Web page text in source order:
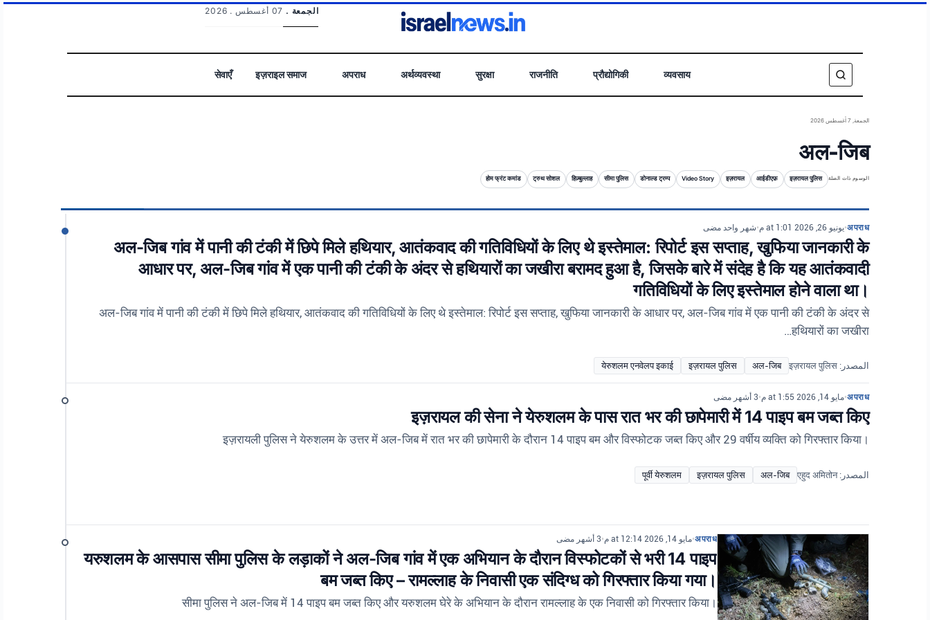
الجمعة . 07 أغسطس . 2026
व्यवसाय
प्रौद्योगिकी
राजनीति
सुरक्षा
अर्थव्यवस्था
अपराध
इज़राइल समाज
सेवाएँ
الجمعة, 7 أغسطس 2026
अल-जिब
الوسوم ذات الصلة इज़रायल पुलिस
आईडीएफ़
इज़रायल
Video Story
डोनाल्ड ट्रम्प
सीमा पुलिस
हिज़्बुल्लाह
ट्रुथ सोशल
होम फ्रंट कमांड
अपराध
•يونيو 26, 2026 at 1:01 م •شهر واحد مضى
अल-जिब गांव में पानी की टंकी में छिपे मिले हथियार, आतंकवाद की गतिविधियों के लिए थे इस्तेमाल: रिपोर्ट इस सप्ताह, खुफिया जानकारी के
आधार पर, अल-जिब गांव में एक पानी की टंकी के अंदर से हथियारों का जखीरा बरामद हुआ है, जिसके बारे में संदेह है कि यह आतंकवादी
गतिविधियों के लिए इस्तेमाल होने वाला था।
अल-जिब गांव में पानी की टंकी में छिपे मिले हथियार, आतंकवाद की गतिविधियों के लिए थे इस्तेमाल: रिपोर्ट इस सप्ताह, खुफिया जानकारी के आधार पर, अल-जिब गांव में एक पानी की टंकी के अंदर से
हथियारों का जखीरा…
المصدر: इज़रायल पुलिस अल-जिब
इज़रायल पुलिस
येरुशलम एनवेलप इकाई
अपराध
•مايو 14, 2026 at 1:55 م •3 أشهر مضى
इज़रायल की सेना ने येरुशलम के पास रात भर की छापेमारी में 14 पाइप बम जब्त किए
इज़रायली पुलिस ने येरुशलम के उत्तर में अल-जिब में रात भर की छापेमारी के दौरान 14 पाइप बम और विस्फोटक जब्त किए और 29 वर्षीय व्यक्ति को गिरफ्तार किया।
المصدر: एहुद अमितोन अल-जिब
इज़रायल पुलिस
पूर्वी येरुशलम
अपराध
•مايو 14, 2026 at 12:14 م •3 أشهر مضى
यरुशलम के आसपास सीमा पुलिस के लड़ाकों ने अल-जिब गांव में एक अभियान के दौरान विस्फोटकों से भरी 14 पाइप
बम जब्त किए – रामल्लाह के निवासी एक संदिग्ध को गिरफ्तार किया गया।
सीमा पुलिस ने अल-जिब में 14 पाइप बम जब्त किए और यरुशलम घेरे के अभियान के दौरान रामल्लाह के एक निवासी को गिरफ्तार किया।